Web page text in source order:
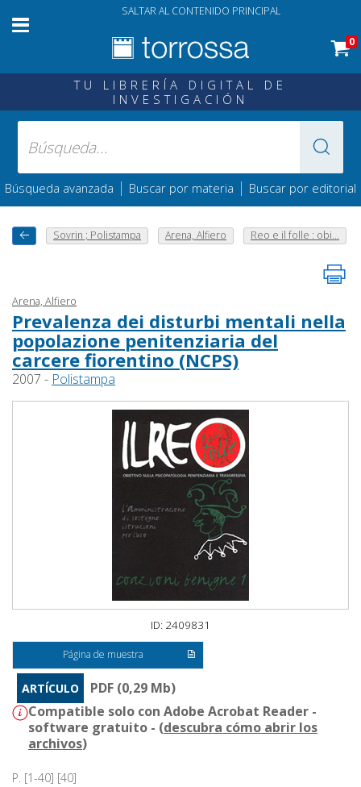
SALTAR AL CONTENIDO PRINCIPAL
0
TU LIBRERÍA DIGITAL DE
INVESTIGACIÓN
Búsqueda avanzada | Buscar por materia | Buscar por editorial
Sovrin ; Polistampa Arena, Alfiero Reo e il folle : obi...
Arena, Alfiero
Prevalenza dei disturbi mentali nella
popolazione penitenziaria del
carcere fiorentino (NCPS)
2007 - Polistampa
ID: 2409831
Página de muestra
ARTÍCULO
PDF (0,29 Mb)
Compatible solo con Adobe Acrobat Reader -
software gratuito - (descubra cómo abrir los
archivos)
P. [1-40] [40]